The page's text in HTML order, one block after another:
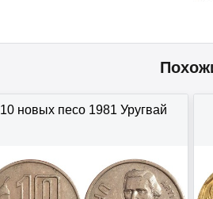
10 новых песо 1981 Уругвай